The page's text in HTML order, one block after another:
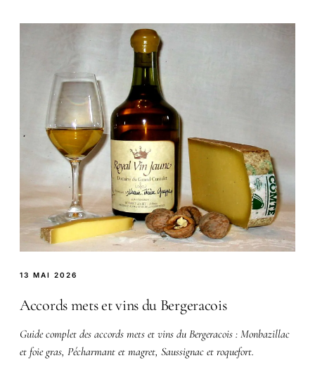
13 MAI 2026
Accords mets et vins du Bergeracois
Guide complet des accords mets et vins du Bergeracois : Monbazillac
et foie gras, Pécharmant et magret, Saussignac et roquefort.